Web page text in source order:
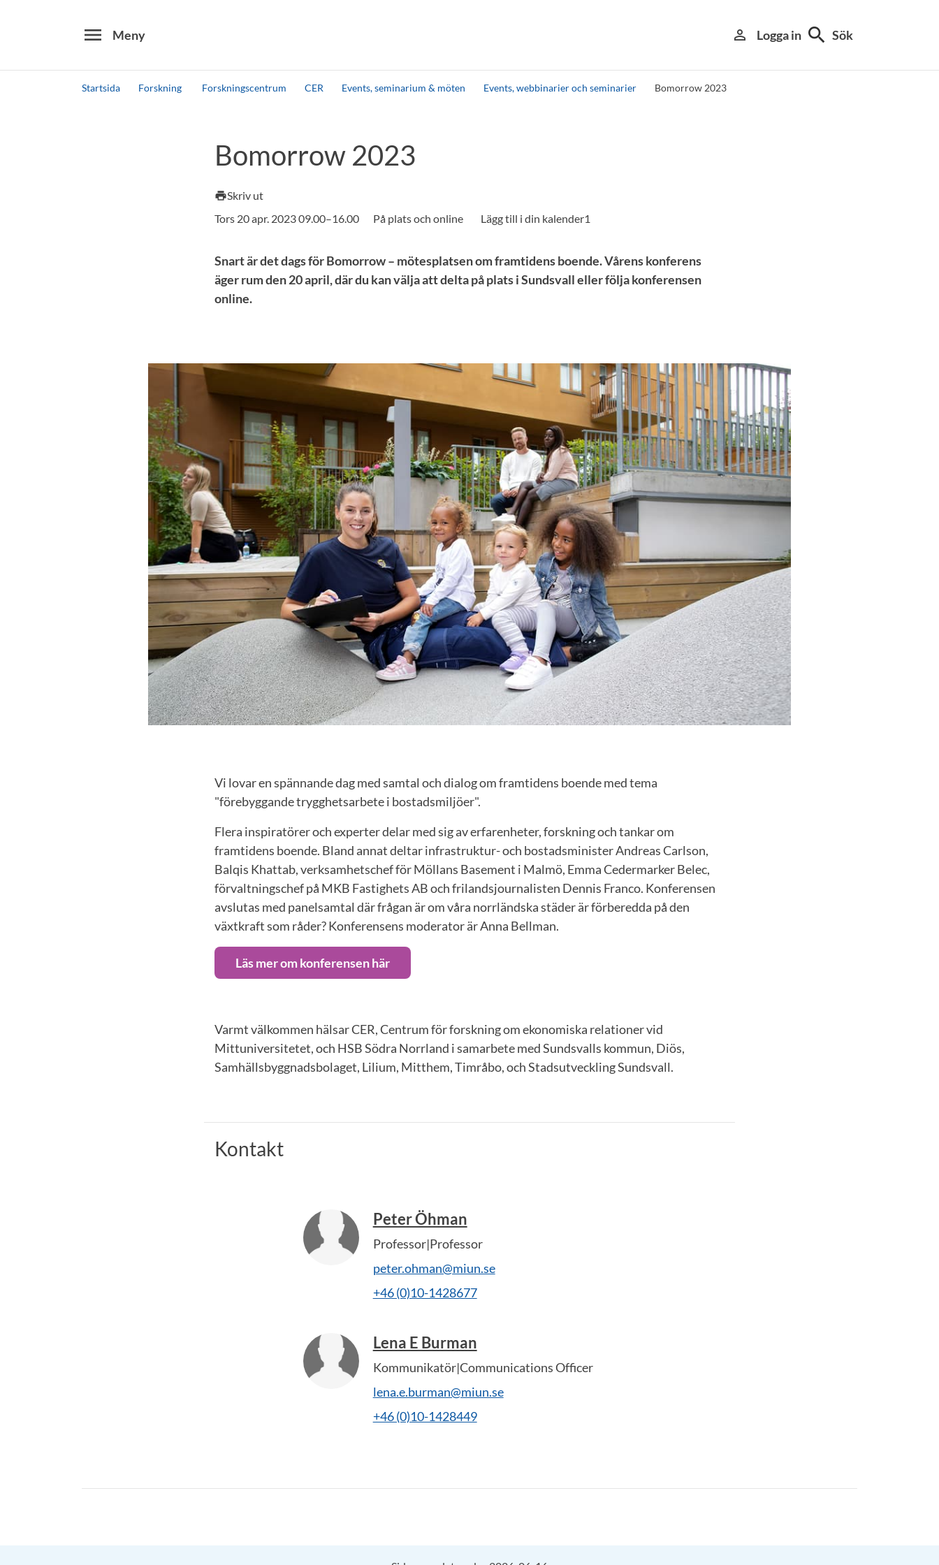
menu Meny person_outline Logga in search Sök
Startsida Forskning Forskningscentrum CER Events, seminarium & möten Events, webbinarier och seminarier Bomorrow 2023
Detta är vår testmiljö - endast testdataBomorrow 2023
printSkriv ut
Tors 20 apr. 2023 09.00–16.00
På plats och online
Snart är det dags för Bomorrow – mötesplatsen om framtidens boende. Vårens konferens
äger rum den 20 april, där du kan välja att delta på plats i Sundsvall eller följa konferensen
online.
Vi lovar en spännande dag med samtal och dialog om framtidens boende med tema
"förebyggande trygghetsarbete i bostadsmiljöer".
Flera inspiratörer och experter delar med sig av erfarenheter, forskning och tankar om
framtidens boende. Bland annat deltar infrastruktur- och bostadsminister Andreas Carlson,
Balqis Khattab, verksamhetschef för Möllans Basement i Malmö, Emma Cedermarker Belec,
förvaltningschef på MKB Fastighets AB och frilandsjournalisten Dennis Franco. Konferensen
avslutas med panelsamtal där frågan är om våra norrländska städer är förberedda på den
växtkraft som råder? Konferensens moderator är Anna Bellman.
Läs mer om konferensen här
Varmt välkommen hälsar CER, Centrum för forskning om ekonomiska relationer vid
Mittuniversitetet, och HSB Södra Norrland i samarbete med Sundsvalls kommun, Diös,
Samhällsbyggnadsbolaget, Lilium, Mitthem, Timråbo, och Stadsutveckling Sundsvall.
Kontakt
Peter Öhman
Professor|Professor
peter.ohman@miun.se
+46 (0)10-1428677
Lena E Burman
Kommunikatör|Communications Officer
lena.e.burman@miun.se
+46 (0)10-1428449